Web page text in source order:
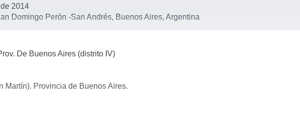
2014
Domingo Perón -San Andrés, Buenos Aires, Argentina
De Buenos Aires (distrito IV)
Martín). Provincia de Buenos Aires.